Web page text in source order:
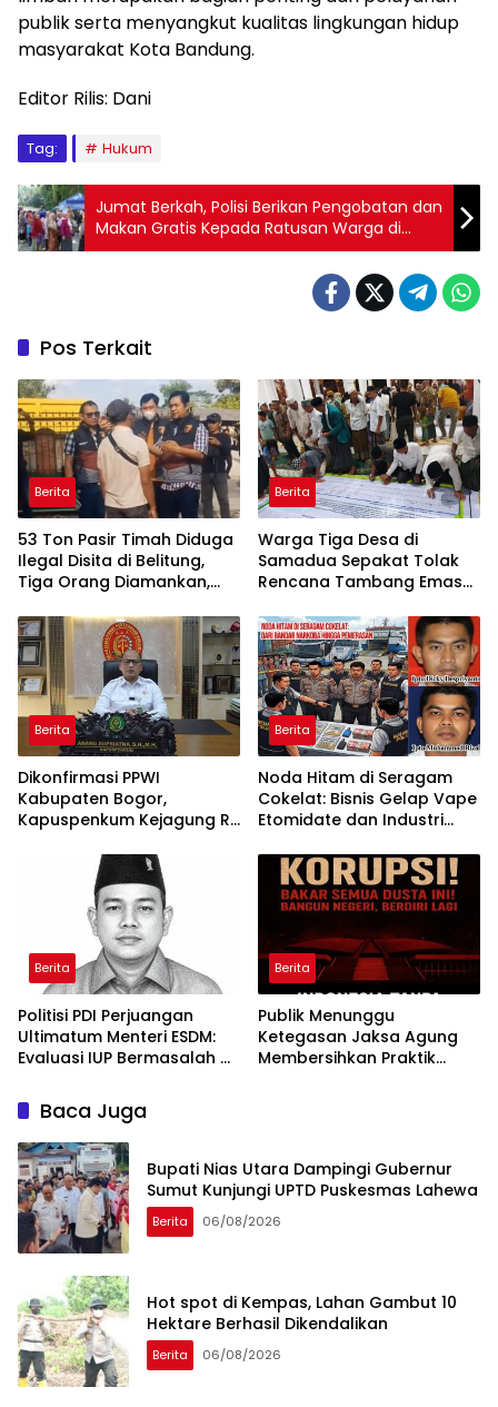
publik serta menyangkut kualitas lingkungan hidup
masyarakat Kota Bandung.
Editor Rilis: Dani
Tag: Hukum
Jumat Berkah, Polisi Berikan Pengobatan dan
Makan Gratis Kepada Ratusan Warga di
Alun-Alun Soreang
Pos Terkait
Berita
53 Ton Pasir Timah Diduga
Ilegal Disita di Belitung,
Tiga Orang Diamankan,
Berita
Warga Tiga Desa di
Samadua Sepakat Tolak
Rencana Tambang Emas
Berita
Dikonfirmasi PPWI
Kabupaten Bogor,
Kapuspenkum Kejagung RI
Kabupaten Bogor Jalani
Pemeriksaan
Berita
Noda Hitam di Seragam
Cokelat: Bisnis Gelap Vape
Etomidate dan Industri
Kepolisian
Berita
Politisi PDI Perjuangan
Ultimatum Menteri ESDM:
Evaluasi IUP Bermasalah di
Berita
Publik Menunggu
Ketegasan Jaksa Agung
Membersihkan Praktik
Baca Juga
Bupati Nias Utara Dampingi Gubernur
Sumut Kunjungi UPTD Puskesmas Lahewa
Berita 06/08/2026
Hot spot di Kempas, Lahan Gambut 10
Hektare Berhasil Dikendalikan
Berita 06/08/2026